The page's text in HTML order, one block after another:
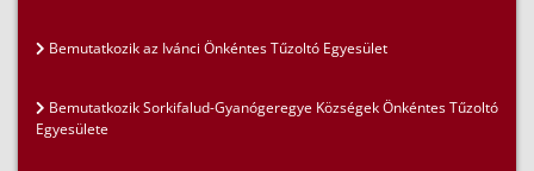
Bemutatkozik az Ivánci Önkéntes Tűzoltó Egyesület
Bemutatkozik Sorkifalud-Gyanógeregye Községek Önkéntes Tűzoltó
Egyesülete